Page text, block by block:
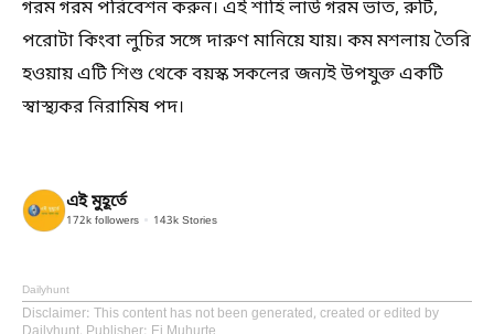
গরম গরম পরিবেশন করুন। এই শাহি লাউ গরম ভাত, রুটি,
পরোটা কিংবা লুচির সঙ্গে দারুণ মানিয়ে যায়। কম মশলায় তৈরি
হওয়ায় এটি শিশু থেকে বয়স্ক সকলের জন্যই উপযুক্ত একটি
স্বাস্থ্যকর নিরামিষ পদ।
এই মুহূর্তে
172k followers 143k Stories
Dailyhunt
Disclaimer: This content has not been generated, created or edited by